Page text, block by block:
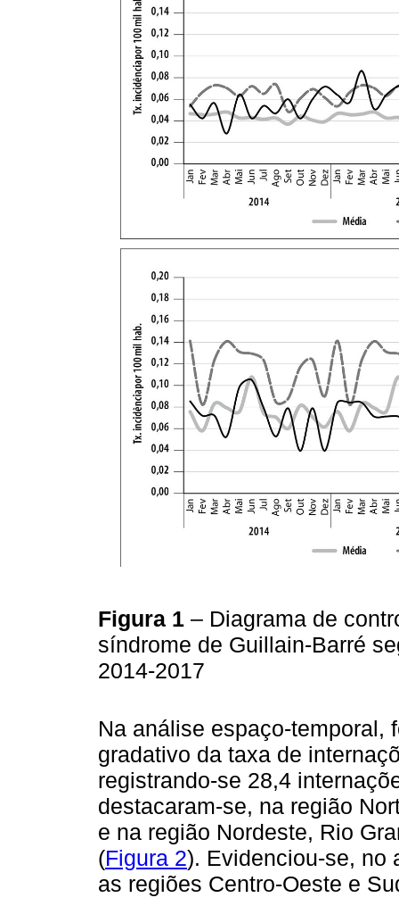
Figura 1 – Diagrama de
síndrome de Guillain-Barré
2014-2017
Na análise espaço-temporal,
gradativo da taxa de
registrando-se 28,4
destacaram-se, na região
e na região Nordeste, Rio
(Figura 2). Evidenciou-se, no
as regiões Centro-Oeste e